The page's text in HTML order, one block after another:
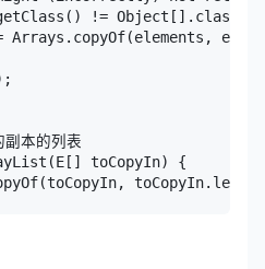
!= Object[].class)
Arrays.copyOf(elements,
本的列表
toCopyIn) {